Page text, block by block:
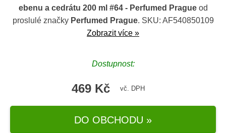
ebenu a cedrátu 200 ml #64 - Perfumed Pragueod
proslulé značky Perfumed Prague. SKU: AF540850109
Zobrazit více »
Dostupnost:
469 Kč vč. DPH
DO OBCHODU »